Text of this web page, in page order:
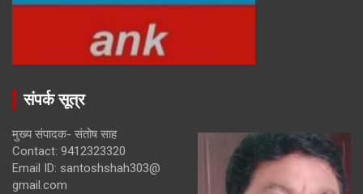
संपर्क सूत्र
मुख्य संपादक- संतोष साह
Contact: 9412323320
Email ID: santoshshah303@
gmail.com